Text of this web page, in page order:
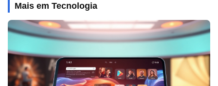
Mais em Tecnologia